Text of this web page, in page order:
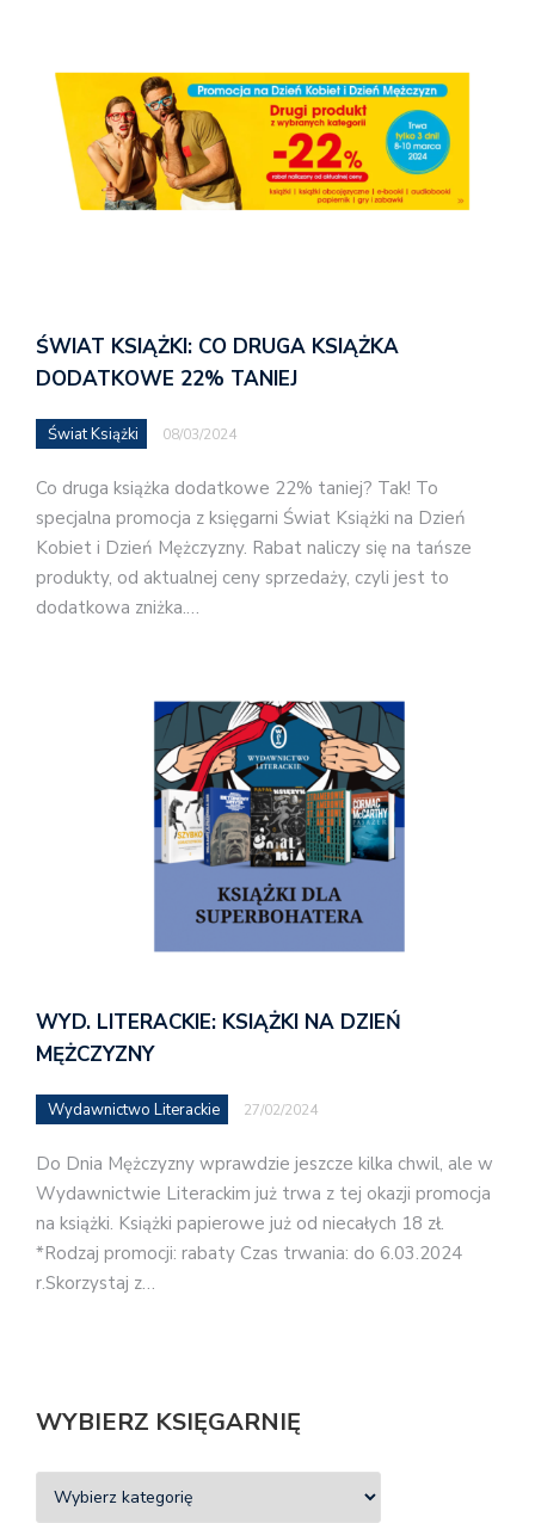
ŚWIAT KSIĄŻKI: CO DRUGA KSIĄŻKA
DODATKOWE 22% TANIEJ
Świat Książki 08/03/2024
Co druga książka dodatkowe 22% taniej? Tak! To
specjalna promocja z księgarni Świat Książki na Dzień
Kobiet i Dzień Mężczyzny. Rabat naliczy się na tańsze
produkty, od aktualnej ceny sprzedaży, czyli jest to
dodatkowa zniżka.…
WYD. LITERACKIE: KSIĄŻKI NA DZIEŃ
MĘŻCZYZNY
Wydawnictwo Literackie 27/02/2024
Do Dnia Mężczyzny wprawdzie jeszcze kilka chwil, ale w
Wydawnictwie Literackim już trwa z tej okazji promocja
na książki. Książki papierowe już od niecałych 18 zł.
*Rodzaj promocji: rabaty Czas trwania: do 6.03.2024
r.Skorzystaj z…
WYBIERZ KSIĘGARNIĘ